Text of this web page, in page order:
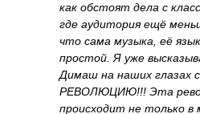
как обстоят дела с
где аудитория ещё
что сама музыка, её
простой. Я уже
Димаш на наших глазах
РЕВОЛЮЦИЮ!!! Эта
происходит не только в